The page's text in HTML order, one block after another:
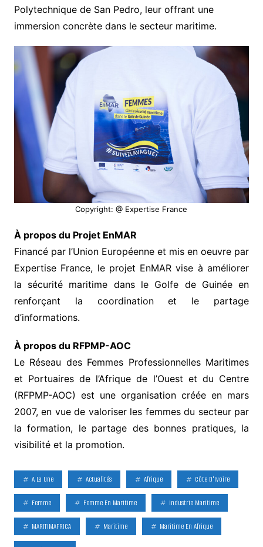
Polytechnique de San Pedro, leur offrant une
immersion concrète dans le secteur maritime.
Copyright: @ Expertise France
À propos du Projet EnMAR
Financé par l’Union Européenne et mis en oeuvre par
Expertise France, le projet EnMAR vise à améliorer
la sécurité maritime dans le Golfe de Guinée en
renforçant la coordination et le partage
d’informations.
À propos du RFPMP-AOC
Le Réseau des Femmes Professionnelles Maritimes
et Portuaires de l’Afrique de l’Ouest et du Centre
(RFPMP-AOC) est une organisation créée en mars
2007, en vue de valoriser les femmes du secteur par
la formation, le partage des bonnes pratiques, la
visibilité et la promotion.
A La Une Actualités Afrique Côte D'Ivoire
Femme Femme En Maritime Industrie Maritime
MARITIMAFRICA Maritime Maritime En Afrique